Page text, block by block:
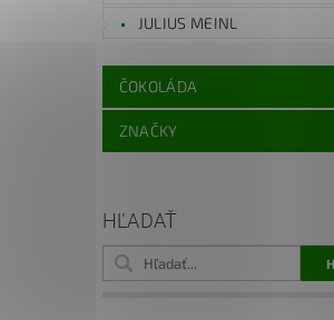
JULIUS MEINL
ČOKOLÁDA
ZNAČKY
HĽADAŤ